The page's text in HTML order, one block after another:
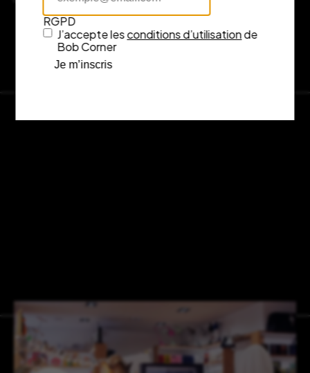
RGPD
J’accepte lesconditions d’utilisationde
Bob Corner
Je m’inscris